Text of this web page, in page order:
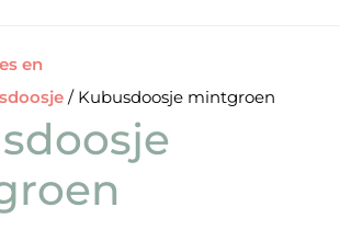
en
/ Kubusdoosje mintgroen